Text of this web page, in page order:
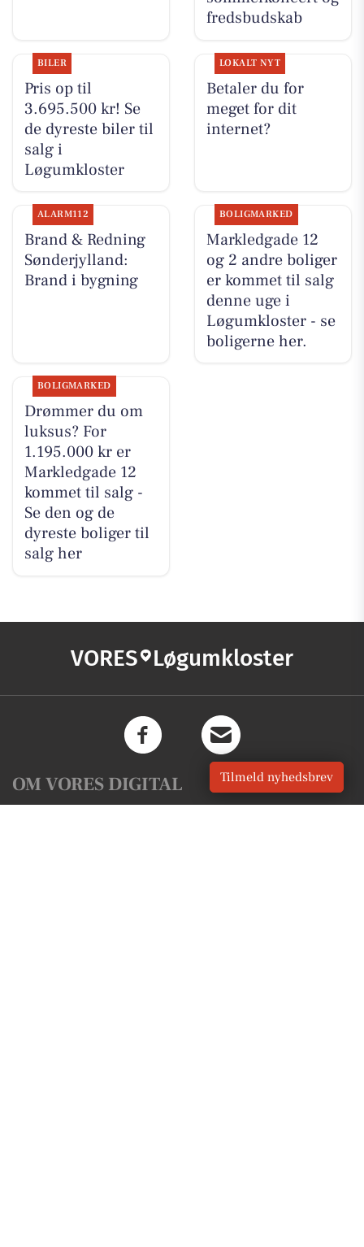
fredsbudskab
BILER
Pris op til
3.695.500 kr! Se
de dyreste biler til
salg i
Løgumkloster
LOKALT NYT
Betaler du for
meget for dit
internet?
ALARM112
Brand & Redning
Sønderjylland:
Brand i bygning
BOLIGMARKED
Markledgade 12
og 2 andre boliger
er kommet til salg
denne uge i
Løgumkloster - se
boligerne her.
BOLIGMARKED
Drømmer du om
luksus? For
1.195.000 kr er
Markledgade 12
kommet til salg -
Se den og de
dyreste boliger til
salg her
VORES Løgumkloster
OM VORES DIGITAL Tilmeld nyhedsbrev